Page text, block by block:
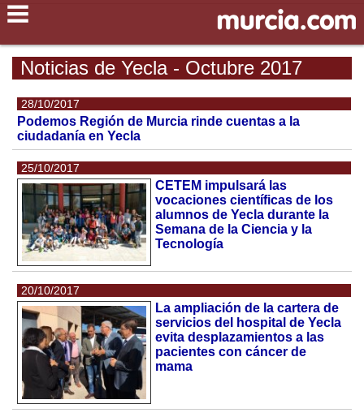
Noticias de Yecla - Octubre 2017
28/10/2017
Podemos Región de Murcia rinde cuentas a la
ciudadanía en Yecla
25/10/2017
CETEM impulsará las
vocaciones científicas de los
alumnos de Yecla durante la
Semana de la Ciencia y la
Tecnología
20/10/2017
La ampliación de la cartera de
servicios del hospital de Yecla
evita desplazamientos a las
pacientes con cáncer de
mama